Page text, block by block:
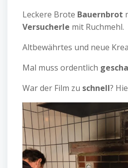
Leckere Brote Bauernbrot
Versucherle mit Ruchmehl.
Altbewährtes und neue
Mal muss ordentlich
War der Film zu schnell?